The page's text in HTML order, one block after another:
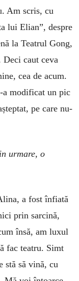
Am scris, cu
lui Elian”, despre
la Teatrul Gong,
caut ceva
cea de acum.
a modificat un pic
pe care nu-
urmare, o
a fost înfiată
prin sarcină,
însă, am luxul
fac teatru. Simt
stă să vină, cu